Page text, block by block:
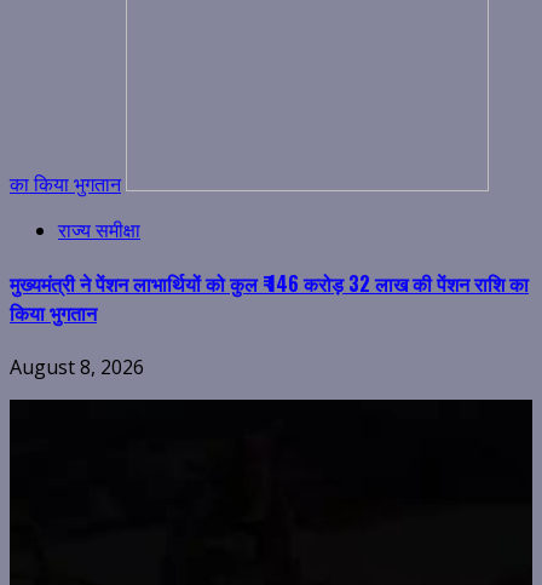
का किया भुगतान
राज्य समीक्षा
मुख्यमंत्री ने पेंशन लाभार्थियों को कुल ₹ 146 करोड़ 32 लाख की पेंशन राशि का
किया भुगतान
August 8, 2026